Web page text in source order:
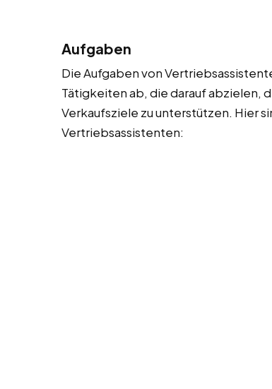
Aufgaben
Die Aufgaben von
Tätigkeiten ab, die darauf abzielen,
Verkaufsziele zu unterstützen. Hier
Vertriebsassistenten: